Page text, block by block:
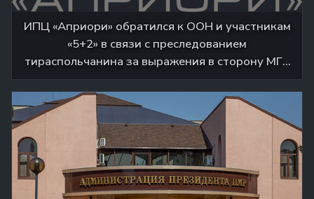
ИПЦ «Априори» обратился к ООН и участникам
«5+2» в связи с преследованием
тираспольчанина за выражения в сторону МГБ
и высказывания в интернете